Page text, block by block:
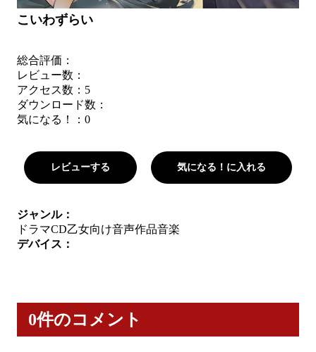
こいわずらい
総合評価：
レビュー数：
アクセス数：5
ダウンロード数：
気になる！： 0
レビューする 気になる！に入れる
ジャンル：
ドラマCD乙女向け音声作品音楽
デバイス：
0件のコメント